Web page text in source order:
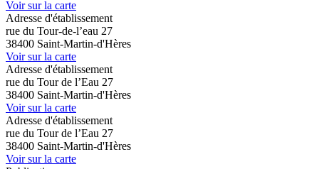
Voir sur la carte
Adresse d'établissement
rue du Tour-de-l’eau 27
38400 Saint-Martin-d'Hères
Voir sur la carte
Adresse d'établissement
rue du Tour de l’Eau 27
38400 Saint-Martin-d'Hères
Voir sur la carte
Adresse d'établissement
rue du Tour de l’Eau 27
38400 Saint-Martin-d'Hères
Voir sur la carte